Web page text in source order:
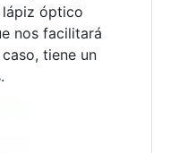
lápiz óptico
nos facilitará
tiene un